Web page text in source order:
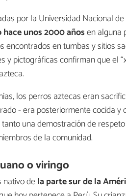
por la Universidad Nacional
unos 2000 añosen alguna
encontrados en tumbas y sitios
y pictográficas confirman que el
los perros aztecas eran
- era posteriormente cocida
una demostración de
de la comunidad.
o viringo
nativo dela parte sur de la